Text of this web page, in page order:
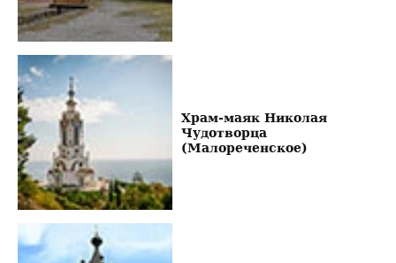
Храм-маяк Николая
Чудотворца
(Малореченское)